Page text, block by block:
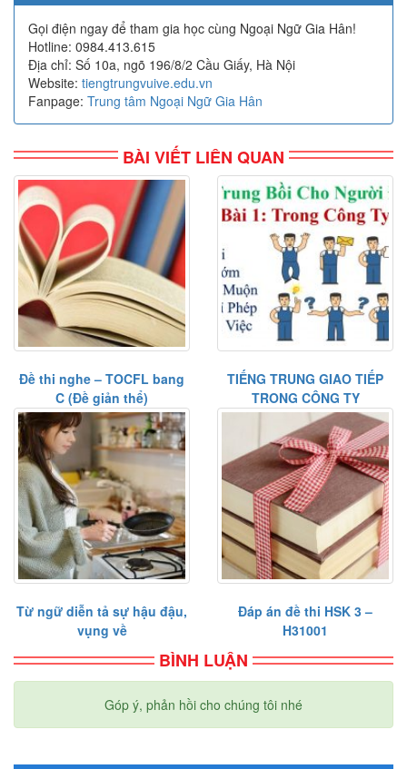
Gọi điện ngay để tham gia học cùng Ngoại Ngữ Gia Hân!
Hotline: 0984.413.615
Địa chỉ: Số 10a, ngõ 196/8/2 Cầu Giấy, Hà Nội
Website: tiengtrungvuive.edu.vn
Fanpage: Trung tâm Ngoại Ngữ Gia Hân
BÀI VIẾT LIÊN QUAN
Đề thi nghe – TOCFL bang
C (Đề giản thể)
TIẾNG TRUNG GIAO TIẾP
TRONG CÔNG TY
Từ ngữ diễn tả sự hậu đậu,
vụng về
Đáp án đề thi HSK 3 –
H31001
BÌNH LUẬN
Góp ý, phản hồi cho chúng tôi nhé